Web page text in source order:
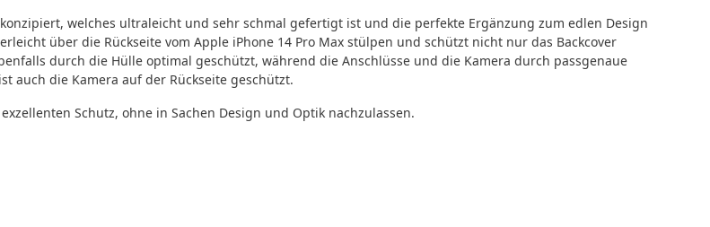
welches ultraleicht und sehr schmal gefertigt ist und die perfekte Ergänzung zum edlen Design
über die Rückseite vom Apple iPhone 14 Pro Max stülpen und schützt nicht nur das Backcover
durch die Hülle optimal geschützt, während die Anschlüsse und die Kamera durch passgenaue
auch die Kamera auf der Rückseite geschützt.
Schutz, ohne in Sachen Design und Optik nachzulassen.